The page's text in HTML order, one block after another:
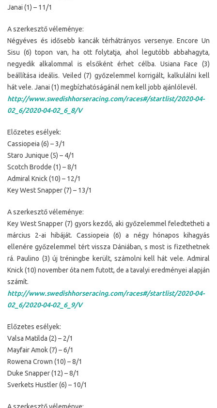
Janai (1) – 11/1
A szerkesztő véleménye:
Négyéves és idősebb kancák térhátrányos versenye. Encore Un
Sisu (6) topon van, ha ott folytatja, ahol legutóbb abbahagyta,
negyedik alkalommal is elsőként érhet célba. Usiana Face (3)
beállítása ideális. Veiled (7) győzelemmel korrigált, kalkulálni kell
hát vele. Janai (1) megbízhatóságánál nem kell jobb ajánlólevél.
http://www.swedishhorseracing.com/races#/startlist/2020-04-
02_6/2020-04-02_6_8/V
Előzetes esélyek:
Cassiopeia (6) – 3/1
Staro Junique (5) – 4/1
Scotch Brodde (1) – 8/1
Admiral Knick (10) – 12/1
Key West Snapper (7) – 13/1
A szerkesztő véleménye:
Key West Snapper (7) gyors kezdő, aki győzelemmel feledtetheti a
március 2-ai hibáját. Cassiopeia (6) a négy hónapos kihagyás
ellenére győzelemmel tért vissza Dániában, s most is fizethetnek
rá. Paulino (3) új tréningbe került, számolni kell hát vele. Admiral
Knick (10) november óta nem futott, de a tavalyi eredményei alapján
számít.
http://www.swedishhorseracing.com/races#/startlist/2020-04-
02_6/2020-04-02_6_9/V
Előzetes esélyek:
Valsa Matilda (2) – 2/1
Mayfair Amok (7) – 6/1
Rowena Crown (10) – 8/1
Duke Snapper (12) – 8/1
Sverkets Hustler (6) – 10/1